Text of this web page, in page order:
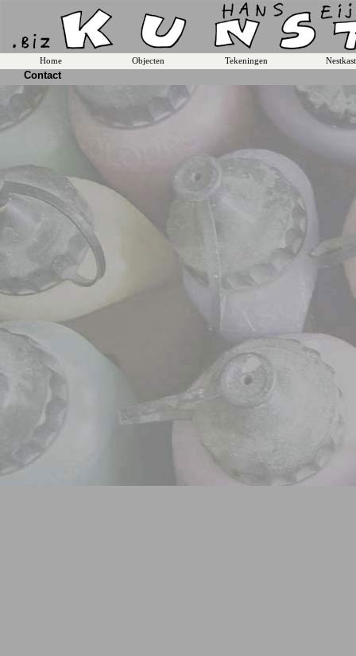
Home Objecten Tekeningen
Contact